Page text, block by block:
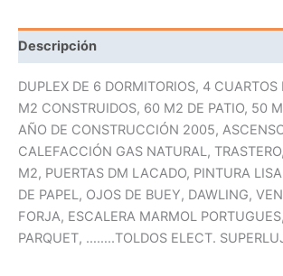
Descripción
DUPLEX DE 6 DORMITORIOS, 4 CUARTOS
M2 CONSTRUIDOS, 60 M2 DE PATIO, 50
AÑO DE CONSTRUCCIÓN 2005,
CALEFACCIÓN GAS NATURAL,
M2, PUERTAS DM LACADO, PINTURA
DE PAPEL, OJOS DE BUEY, DAWLING,
FORJA, ESCALERA MARMOL
PARQUET, ……..TOLDOS ELECT.